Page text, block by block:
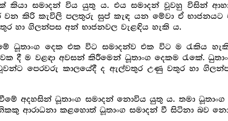
කියා සමාදන් විය යුතු ය. එය සමාදන් වූවහු විසින්
වන කිරි කැවිලි පලතුරු සුප් කැඳ යන මේවා ඒ
හා ගිලන්පස අන් භාජනවල වැළඳිය හැකි ය.
ධූතාංග දෙක එක විට සමාදන්ව එක විට ම රැකිය
දී ම වළඳා අවසන් කිරීමෙන් ධූතාංග දෙකම රැකේ.
පෙරවරු කාලයේදී ද ඇල්වතුර උණු වතුර හා
අදහසින් ධූතාංග සමාදන් නොවිය යුතු ය. තමා
ආරාධනා කළහොත් ධූතාංග සමාදන් වී සිටිනා බව